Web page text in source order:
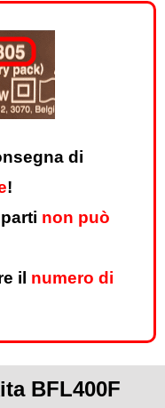
di
!
non può
il numero di
BFL400F